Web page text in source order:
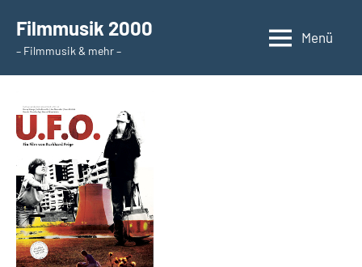
Inhalt
springen
Filmmusik 2000
– Filmmusik & mehr –
Menü